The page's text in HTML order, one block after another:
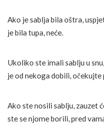
Ako je sablja bila oštra,
je bila tupa, neće.
Ukoliko ste imali sablju u
je od nekoga dobili, očekujte
Ako ste nosili sablju, zauzet
ste se njome borili, pred